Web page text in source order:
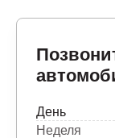
День
Неделя